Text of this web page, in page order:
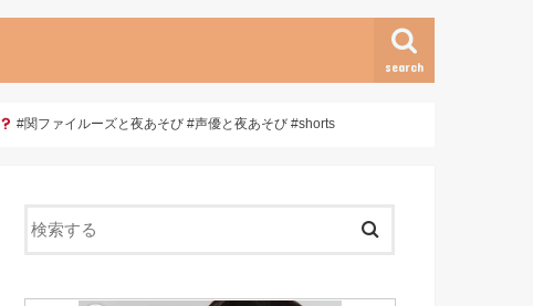
search
#関ファイルーズと夜あそび #声優と夜あそび #shorts